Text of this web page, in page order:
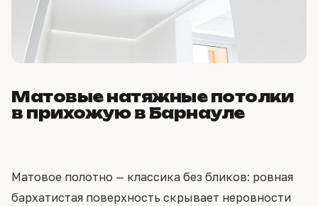
Матовые натяжные потолки
в прихожую в Барнауле
Матовое полотно — классика без бликов: ровная
бархатистая поверхность скрывает неровности